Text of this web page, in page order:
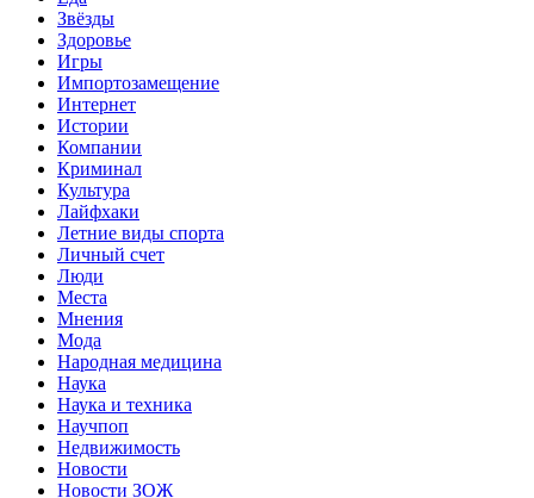
Звёзды
Здоровье
Игры
Импортозамещение
Интернет
Истории
Компании
Криминал
Культура
Лайфхаки
Летние виды спорта
Личный счет
Люди
Места
Мнения
Мода
Народная медицина
Наука
Наука и техника
Научпоп
Недвижимость
Новости
Новости ЗОЖ